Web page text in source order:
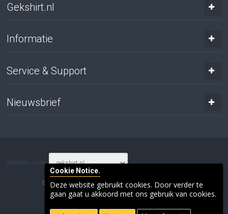
Gekshirt.nl
Informatie
Service & Support
Nieuwsbrief
Selecteer winkel
© 2017 Gresnich. Alle rechten voorbehouden.
Cookie Notice.
Deze website gebruikt cookies. Door verder te
gaan gaat u akkoord met ons gebruik van cookies.